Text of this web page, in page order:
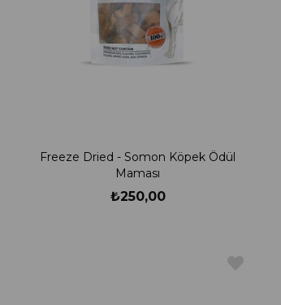
Freeze Dried - Somon Köpek Ödül
Maması
₺250,00